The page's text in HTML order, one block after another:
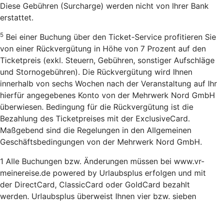
Diese Gebühren (Surcharge) werden nicht von Ihrer Bank
erstattet.
5 Bei einer Buchung über den Ticket-Service profitieren Sie
von einer Rückvergütung in Höhe von 7 Prozent auf den
Ticketpreis (exkl. Steuern, Gebühren, sonstiger Aufschläge
und Stornogebühren). Die Rückvergütung wird Ihnen
innerhalb von sechs Wochen nach der Veranstaltung auf Ihr
hierfür angegebenes Konto von der Mehrwerk Nord GmbH
überwiesen. Bedingung für die Rückvergütung ist die
Bezahlung des Ticketpreises mit der ExclusiveCard.
Maßgebend sind die Regelungen in den Allgemeinen
Geschäftsbedingungen von der Mehrwerk Nord GmbH.
1 Alle Buchungen bzw. Änderungen müssen bei www.vr-
meinereise.de powered by Urlaubsplus erfolgen und mit
der DirectCard, ClassicCard oder GoldCard bezahlt
werden. Urlaubsplus überweist Ihnen vier bzw. sieben